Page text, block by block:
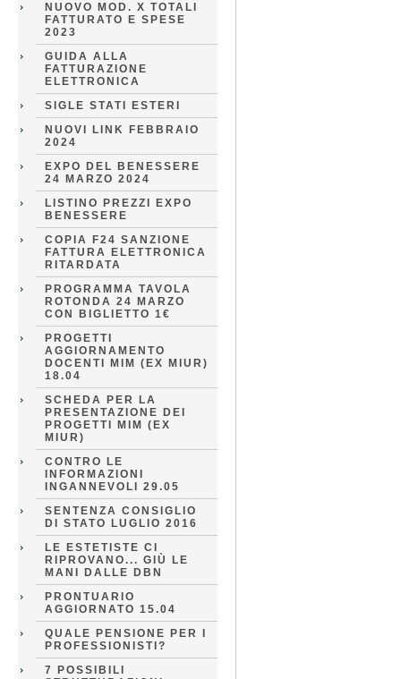
NUOVO MOD. X TOTALI
FATTURATO E SPESE
2023
GUIDA ALLA
FATTURAZIONE
ELETTRONICA
SIGLE STATI ESTERI
NUOVI LINK FEBBRAIO
2024
EXPO DEL BENESSERE
24 MARZO 2024
LISTINO PREZZI EXPO
BENESSERE
COPIA F24 SANZIONE
FATTURA ELETTRONICA
RITARDATA
PROGRAMMA TAVOLA
ROTONDA 24 MARZO
CON BIGLIETTO 1€
PROGETTI
AGGIORNAMENTO
DOCENTI MIM (EX MIUR)
18.04
SCHEDA PER LA
PRESENTAZIONE DEI
PROGETTI MIM (EX
MIUR)
CONTRO LE
INFORMAZIONI
INGANNEVOLI 29.05
SENTENZA CONSIGLIO
DI STATO LUGLIO 2016
LE ESTETISTE CI
RIPROVANO... GIÙ LE
MANI DALLE DBN
PRONTUARIO
AGGIORNATO 15.04
QUALE PENSIONE PER I
PROFESSIONISTI?
7 POSSIBILI